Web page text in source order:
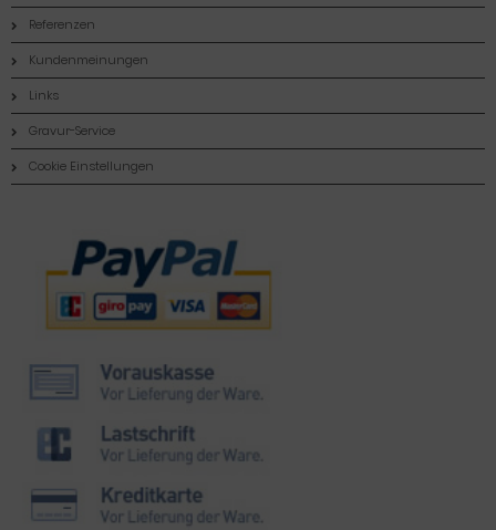
Referenzen
Kundenmeinungen
Links
Gravur-Service
Cookie Einstellungen
Zahlungsmethoden